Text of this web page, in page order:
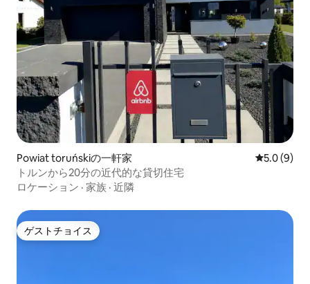
Powiat toruńskiの一軒家 レビュー9
5.0 (9)
トルンから20分の近代的な貸切住宅
ロケーション · 家族 · 近隣
ゲストチョイス
ゲストチョイス